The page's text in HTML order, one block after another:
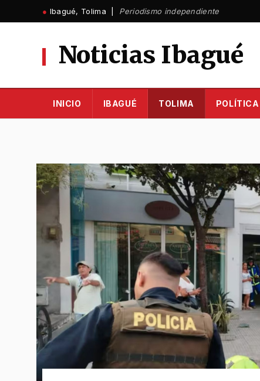
al
● Ibagué, Tolima | Periodismo independiente
Noticias Ibagué
INICIO IBAGUÉ TOLIMA POLÍTICA